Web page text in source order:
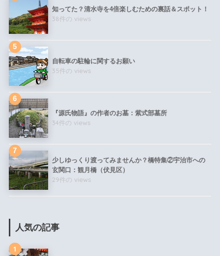
知ってた？清水寺を4倍楽しむための裏話＆スポット！
38件の views
自転車の駐輪に関するお願い
35件の views
『源氏物語』の作者のお墓：紫式部墓所
34件の views
少しゆっくり渡ってみませんか？橋特集②宇治市への
玄関口：観月橋（伏見区）
29件の views
人気の記事
1